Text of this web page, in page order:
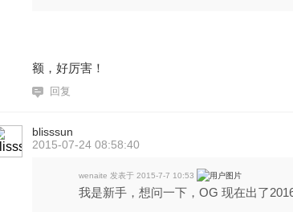
额，好厉害！
回复
blisssun
2015-07-24 08:58:40
wenaite 发表于 2015-7-7 10:53
我是新手，想问一下，OG 现在出了